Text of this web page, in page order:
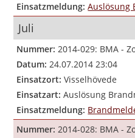
Einsatzmeldung: Auslösung
Juli
Nummer: 2014-029: BMA -
Datum: 24.07.2014 23:04
Einsatzort: Visselhövede
Einsatzart: Auslösung
Einsatzmeldung:
Nummer: 2014-028: BMA -